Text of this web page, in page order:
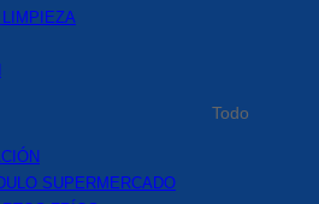
SUPERMERCADO
Todo